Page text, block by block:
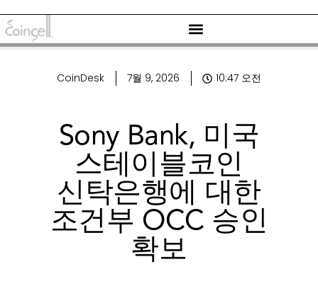
CoinDesk 7월 9, 2026 10:47 오전
Sony Bank, 미국
스테이블코인
신탁은행에 대한
조건부 OCC 승인
확보